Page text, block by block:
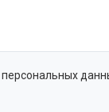
персональных